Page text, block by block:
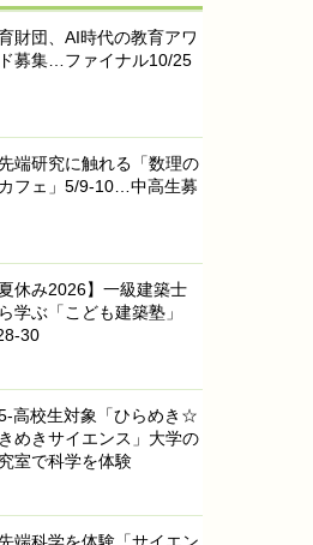
財団、AI時代の教育アワ
募集…ファイナル10/25
端研究に触れる「数理の
フェ」5/9-10…中高生募
夏休み2026】一級建築士
学ぶ「こども建築塾」
30
高校生対象「ひらめき☆
めきサイエンス」大学の
室で科学を体験